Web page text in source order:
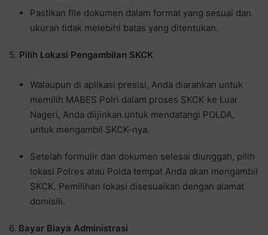
Pastikan file dokumen dalam format yang sesuai dan
ukuran tidak melebihi batas yang ditentukan.
5. Pilih Lokasi Pengambilan SKCK
Walaupun di aplikasi presisi, Anda diarahkan untuk
memilih MABES Polri dalam proses SKCK ke Luar
Nageri, Anda diijinkan untuk mendatangi POLDA,
untuk mengambil SKCK-nya.
Setelah formulir dan dokumen selesai diunggah, pilih
lokasi Polres atau Polda tempat Anda akan mengambil
SKCK. Pemilihan lokasi disesuaikan dengan alamat
domisili.
6. Bayar Biaya Administrasi